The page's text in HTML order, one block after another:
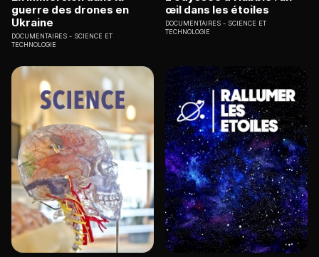
guerre des drones en
Ukraine
DOCUMENTAIRES
SCIENCE ET
TECHNOLOGIE
œil dans les étoiles
DOCUMENTAIRES
SCIENCE ET
TECHNOLOGIE